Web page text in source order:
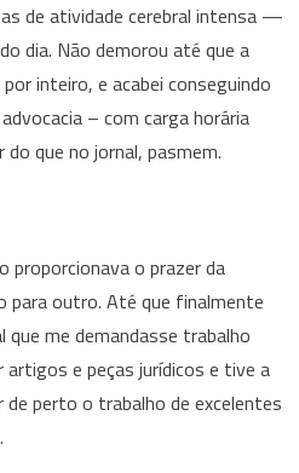
de atividade cerebral intensa —
dia. Não demorou até que a
inteiro, e acabei conseguindo
– com carga horária
que no jornal, pasmem.
proporcionava o prazer da
para outro. Até que finalmente
que me demandasse trabalho
e peças jurídicos e tive a
perto o trabalho de excelentes